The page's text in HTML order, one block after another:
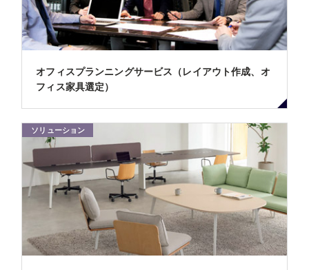
オフィスプランニングサービス（レイアウト作成、オ
フィス家具選定）
ソリューション